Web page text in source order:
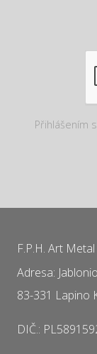
Přihlášením
F.P.H. Art Metal
Adresa:
83-331 Lapino
DIČ.: